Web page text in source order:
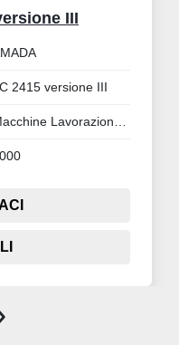
III
2415 versione III